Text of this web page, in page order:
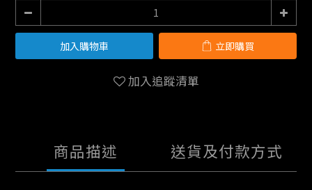
加入購物車 立即購買
加入追蹤清單
商品描述 送貨及付款方式